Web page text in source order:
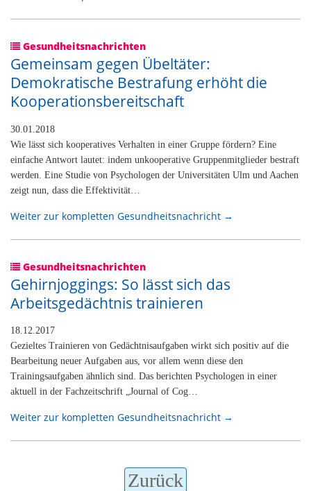
Gesundheitsnachrichten
Gemeinsam gegen Übeltäter:
Demokratische Bestrafung erhöht die
Kooperationsbereitschaft
30.01.2018
Wie lässt sich kooperatives Verhalten in einer Gruppe fördern? Eine
einfache Antwort lautet: indem unkooperative Gruppenmitglieder bestraft
werden. Eine Studie von Psychologen der Universitäten Ulm und Aachen
zeigt nun, dass die Effektivität…
Weiter zur kompletten Gesundheitsnachricht →
Gesundheitsnachrichten
Gehirnjoggings: So lässt sich das
Arbeitsgedächtnis trainieren
18.12.2017
Gezieltes Trainieren von Gedächtnisaufgaben wirkt sich positiv auf die
Bearbeitung neuer Aufgaben aus, vor allem wenn diese den
Trainingsaufgaben ähnlich sind. Das berichten Psychologen in einer
aktuell in der Fachzeitschrift „Journal of Cog…
Weiter zur kompletten Gesundheitsnachricht →
Zurück